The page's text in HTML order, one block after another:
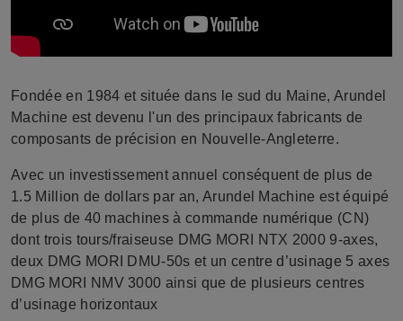
Fondée en 1984 et située dans le sud du Maine, Arundel
Machine est devenu l'un des principaux fabricants de
composants de précision en Nouvelle-Angleterre.
Avec un investissement annuel conséquent de plus de
1.5 Million de dollars par an, Arundel Machine est équipé
de plus de 40 machines à commande numérique (CN)
dont trois tours/fraiseuse DMG MORI NTX 2000 9-axes,
deux DMG MORI DMU-50s et un centre d’usinage 5 axes
DMG MORI NMV 3000 ainsi que de plusieurs centres
d’usinage horizontaux